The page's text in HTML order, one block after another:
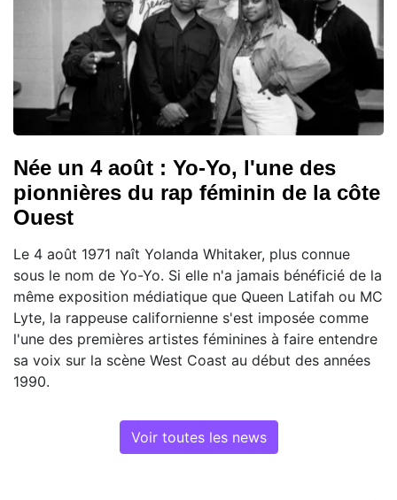
Née un 4 août : Yo-Yo, l'une des
pionnières du rap féminin de la côte
Ouest
Le 4 août 1971 naît Yolanda Whitaker, plus connue
sous le nom de Yo-Yo. Si elle n'a jamais bénéficié de la
même exposition médiatique que Queen Latifah ou MC
Lyte, la rappeuse californienne s'est imposée comme
l'une des premières artistes féminines à faire entendre
sa voix sur la scène West Coast au début des années
1990.
Voir toutes les news